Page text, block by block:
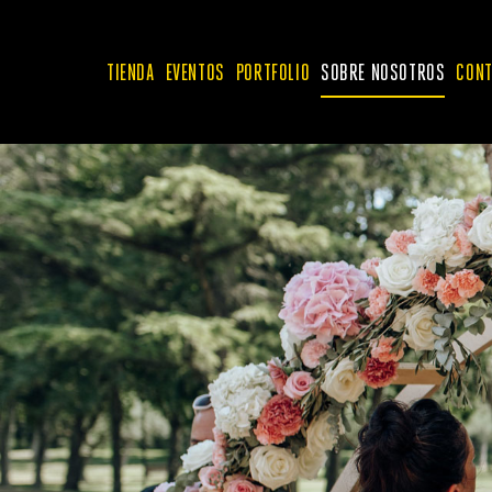
TIENDA
RAMOS DE FLOR PRESERVADA
ACCESORIOS
WEDDING COLLECTION
EVENTOS PORTFOLIO SOBRE NOSOTROS